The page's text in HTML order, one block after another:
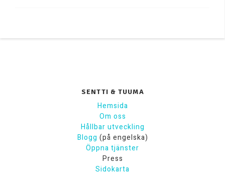
SENTTI & TUUMA
Hemsida
Om oss
Hållbar utveckling
Blogg (på engelska)
Öppna tjänster
Press
Sidokarta